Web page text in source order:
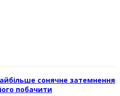
сонячне затемнення
побачити